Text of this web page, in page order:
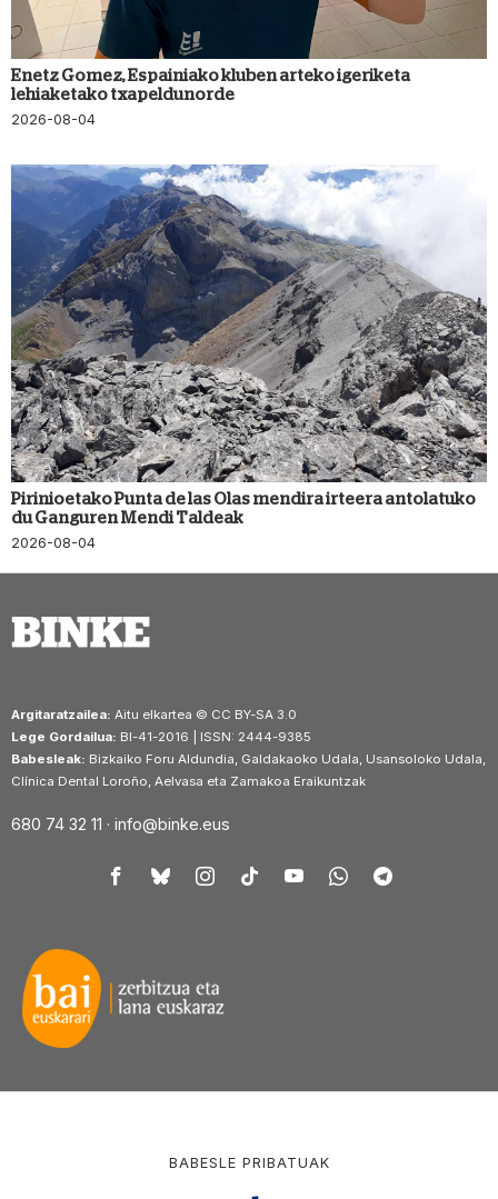
Enetz Gomez, Espainiako kluben arteko igeriketa
lehiaketako txapeldunorde
2026-08-04
Pirinioetako Punta de las Olas mendira irteera antolatuko
du Ganguren Mendi Taldeak
2026-08-04
Argitaratzailea: Aitu elkartea © CC BY-SA 3.0
Lege Gordailua: BI-41-2016 | ISSN: 2444-9385
Babesleak: Bizkaiko Foru Aldundia, Galdakaoko Udala, Usansoloko Udala,
Clínica Dental Loroño, Aelvasa eta Zamakoa Eraikuntzak
680 74 32 11 · info@binke.eus
BABESLE PRIBATUAK